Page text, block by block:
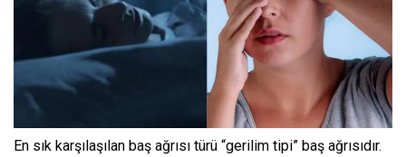
En sık karşılaşılan baş ağrısı türü “gerilim tipi” baş ağrısıdır.